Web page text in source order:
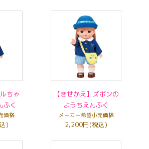
ちゃ
ふく
価格
)
【きせかえ】ズボンの
ようちえんふく
メーカー希望小売価格
2,200円(税込)